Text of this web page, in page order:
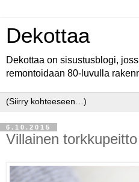
Dekottaa
Dekottaa on sisustusblogi,
remontoidaan 80-luvulla
6.10.2015
Villainen torkkupeitto